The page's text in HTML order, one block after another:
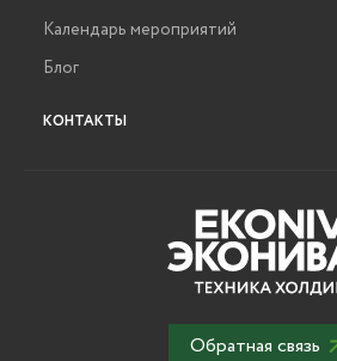
Календарь мероприятий
Блог
КОНТАКТЫ
Обратная связь